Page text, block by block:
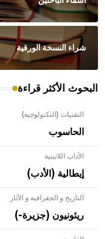
شراء النسخة الورقية
البحوث الأكثر قراءة
التقنيات (التكنولوجية)
الحاسوب
الآداب اللاتينية
إيطالية (الأدب)
التاريخ و الجغرافية و الآثار
ريئونيون (جزيرة-)